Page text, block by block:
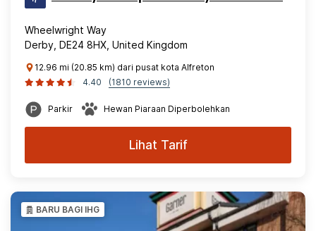
Wheelwright Way
Derby, DE24 8HX, United Kingdom
12.96 mi (20.85 km) dari pusat kota Alfreton
4.40
(1810 reviews)
Parkir Hewan Piaraan Diperbolehkan
Lihat Tarif
BARU BAGI IHG